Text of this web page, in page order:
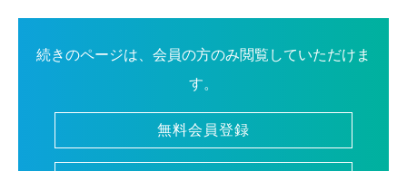
続きのページは、会員の方のみ閲覧していただけま
す。
無料会員登録